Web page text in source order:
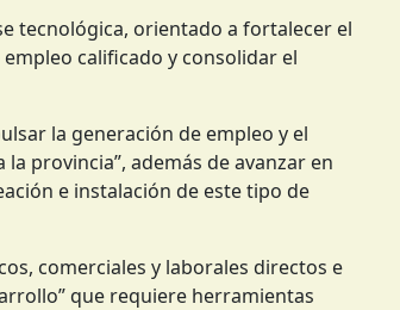
tecnológica, orientado a fortalecer el
calificado y consolidar el
la generación de empleo y el
provincia”, además de avanzar en
e instalación de este tipo de
comerciales y laborales directos e
que requiere herramientas